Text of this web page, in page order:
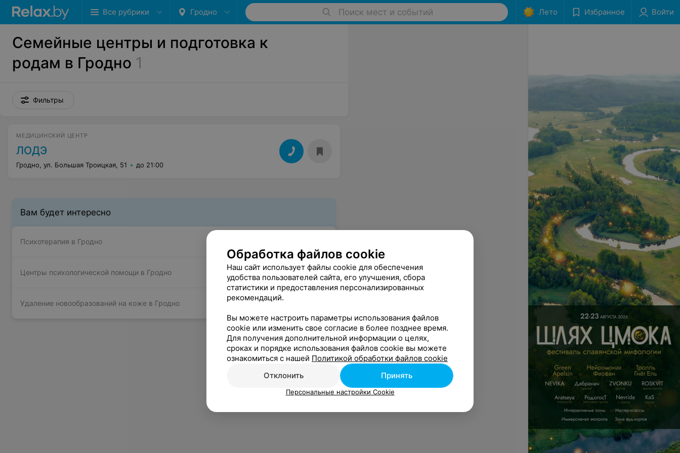
Все рубрики Гродно Поиск мест и событий Лето Избранное Войти
Семейные центры и подготовка к
родам в Гродно 1
Фильтры
МЕДИЦИНСКИЙ ЦЕНТР
ЛОДЭ
Гродно, ул. Большая Троицкая, 51 до 21:00
Вам будет интересно
Психотерапия в Гродно
Центры психологической помощи в Гродно
Удаление новообразований на коже в Гродно
Обработка файлов cookie
Наш сайт использует файлы cookie для обеспечения
удобства пользователей сайта, его улучшения, сбора
статистики и предоставления персонализированных
рекомендаций.
Вы можете настроить параметры использования файлов
cookie или изменить свое согласие в более позднее время.
Для получения дополнительной информации о целях,
сроках и порядке использования файлов cookie вы можете
ознакомиться с нашей Политикой обработки файлов cookie
Отклонить
Принять
Персональные настройки Cookie